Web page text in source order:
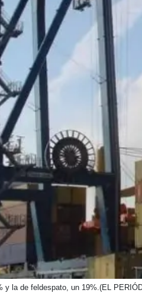
y la de feldespato, un 19%.(EL